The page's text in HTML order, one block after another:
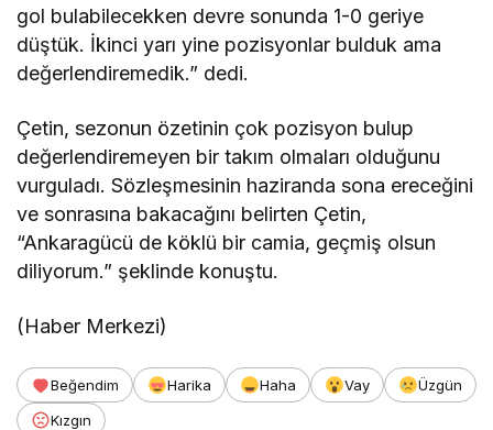
gol bulabilecekken devre sonunda 1-0 geriye
düştük. İkinci yarı yine pozisyonlar bulduk ama
değerlendiremedik.” dedi.
Çetin, sezonun özetinin çok pozisyon bulup
değerlendiremeyen bir takım olmaları olduğunu
vurguladı. Sözleşmesinin haziranda sona ereceğini
ve sonrasına bakacağını belirten Çetin,
“Ankaragücü de köklü bir camia, geçmiş olsun
diliyorum.” şeklinde konuştu.
(Haber Merkezi)
Beğendim Harika Haha Vay
Üzgün
Kızgın